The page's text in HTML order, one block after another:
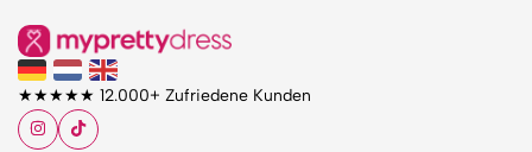
★★★★★ 12.000+ Zufriedene Kunden